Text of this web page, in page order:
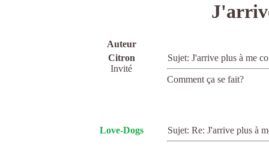
Auteur
Citron
Invité
Sujet: J'arrive plus à me
Comment ça se fait?
Love-Dogs Sujet: Re: J'arrive plus à